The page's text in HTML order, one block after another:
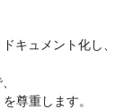
キュメント化し、
尊重します。